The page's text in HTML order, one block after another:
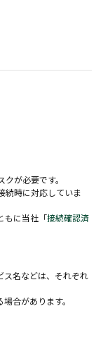
が必要です。
続時に対応していま
もに当社「接続確認済
名などは、それぞれ
合があります。